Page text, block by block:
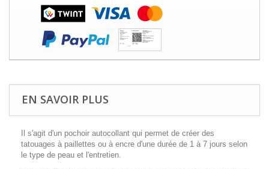
EN SAVOIR PLUS
Il s'agit d'un pochoir autocollant qui permet de créer des
tatouages à paillettes ou à encre d'une durée de 1 à 7 jours selon
le type de peau et l'entretien.